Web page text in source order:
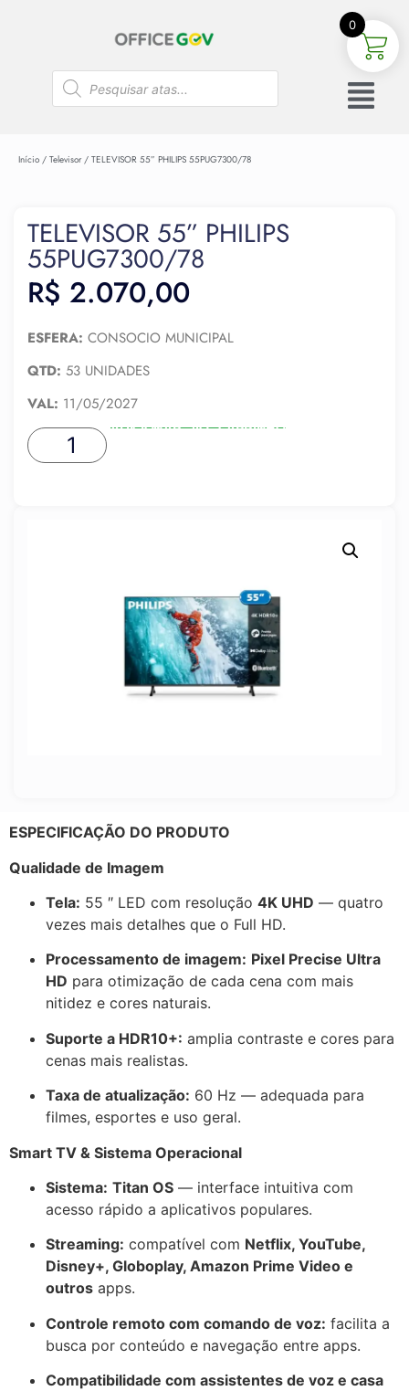
Início / Televisor/ TELEVISOR 55” PHILIPS 55PUG7300/78
TELEVISOR 55” PHILIPS
55PUG7300/78
R$ 2.070,00
ESFERA: CONSOCIO MUNICIPAL
QTD: 53 UNIDADES
VAL: 11/05/2027
ADICIONAR AO CARRINHO
ESPECIFICAÇÃO DO PRODUTO
Qualidade de Imagem
Tela: 55 ″ LED com resolução 4K UHD — quatro
vezes mais detalhes que o Full HD.
Processamento de imagem: Pixel Precise Ultra
HD para otimização de cada cena com mais
nitidez e cores naturais.
Suporte a HDR10+: amplia contraste e cores para
cenas mais realistas.
Taxa de atualização: 60 Hz — adequada para
filmes, esportes e uso geral.
Smart TV & Sistema Operacional
Sistema: Titan OS — interface intuitiva com
acesso rápido a aplicativos populares.
Streaming: compatível com Netflix, YouTube,
Disney+, Globoplay, Amazon Prime Video e
outros apps.
Controle remoto com comando de voz: facilita a
busca por conteúdo e navegação entre apps.
Compatibilidade com assistentes de voz e casa
0